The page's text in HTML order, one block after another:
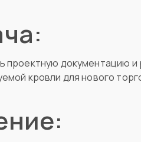
проектную документацию
кровли для нового